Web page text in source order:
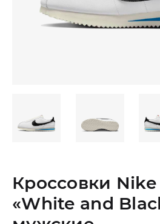
Кроссовки Nike
«White and